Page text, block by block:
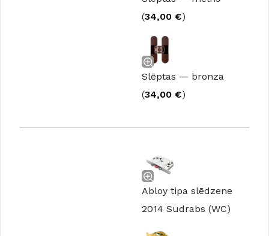
(34,00 €)
Slēptas — bronza
(34,00 €)
Abloy tipa slēdzene
2014 Sudrabs (WC)